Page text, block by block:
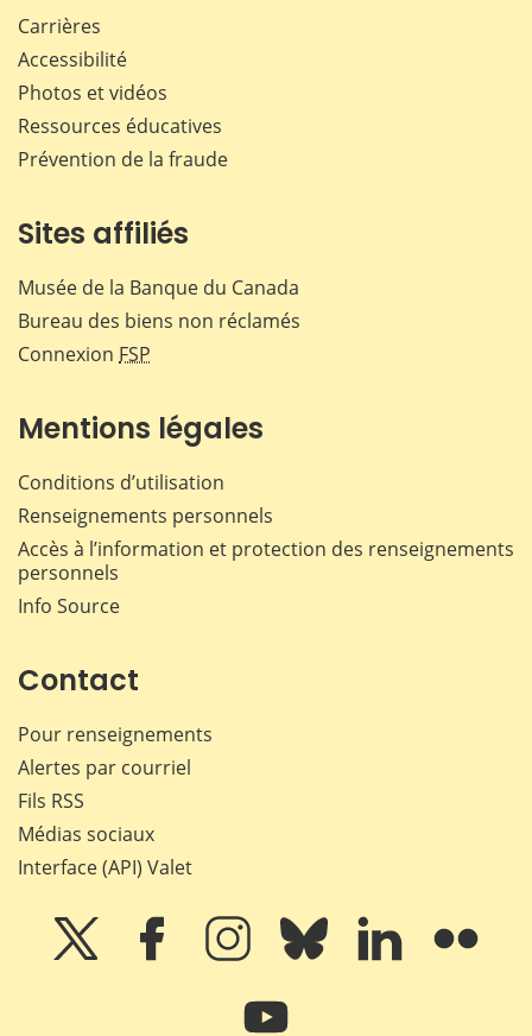
Carrières
Accessibilité
Photos et vidéos
Ressources éducatives
Prévention de la fraude
Sites affiliés
Musée de la Banque du Canada
Bureau des biens non réclamés
Connexion FSP
Mentions légales
Conditions d’utilisation
Renseignements personnels
Accès à l’information et protection des renseignements
personnels
Info Source
Contact
Pour renseignements
Alertes par courriel
Fils RSS
Médias sociaux
Interface (API) Valet